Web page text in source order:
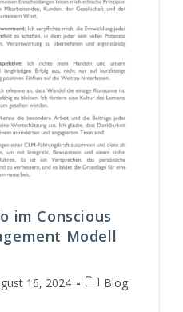
im Conscious
Modell
16, 2024
Beitrags-
Blog